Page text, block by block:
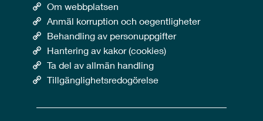
Om webbplatsen
Anmäl korruption och oegentligheter
Behandling av personuppgifter
Hantering av kakor (cookies)
Ta del av allmän handling
Tillgänglighetsredogörelse